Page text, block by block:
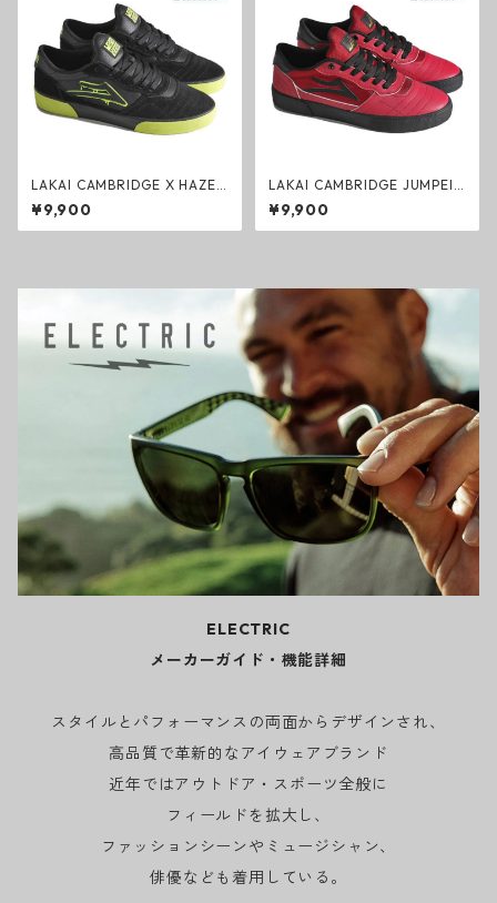
LAKAI CAMBRIDGE X HAZE
WHEELS ACID LIME BLACK C
RYSTAL ブラック/ライム ラカ
イ スニーカー スケートシュー
¥9,900
LAKAI CAMBRIDGE JUMPEI
レッド/ブラック ラカイ スニ
ーカー スケートシューズ
¥9,900
ELECTRIC
メーカーガイド・機能詳細
スタイルとパフォーマンスの両面からデザインされ、
高品質で革新的なアイウェアブランド
近年ではアウトドア・スポーツ全般に
フィールドを拡大し、
ファッションシーンやミュージシャン、
俳優なども着用している。